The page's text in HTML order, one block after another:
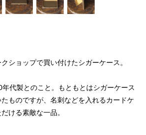
ショップで買い付けたシガーケース。
代製とのこと。もともとはシガーケース
ものですが、名刺などを入れるカードケ
ける素敵な一品。